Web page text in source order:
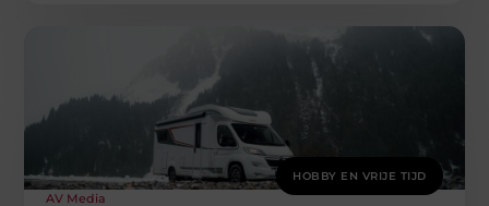
HOBBY EN VRIJE TIJD
AV Media